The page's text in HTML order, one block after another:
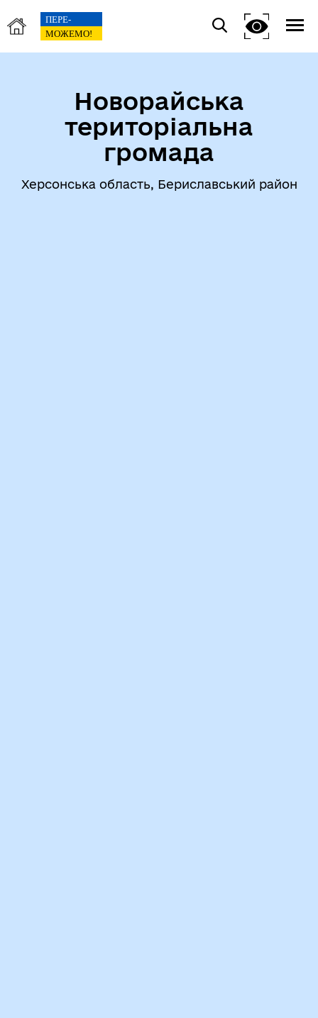
Новорайська
територіальна
громада
Херсонська область, Бериславський район